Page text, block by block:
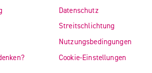
Datenschutz
Streitschlichtung
Nutzungsbedingungen
Cookie-Einstellungen